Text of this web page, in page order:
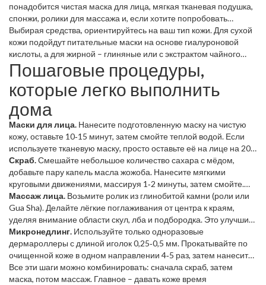
понадобится чистая маска для лица, мягкая тканевая подушка,
спонжи, ролики для массажа и, если хотите попробовать
микронедлинг, одноразовые дермароллеры с
микроскопическими иголками. Не забудьте дезинфицировать
всё спиртом перед использованием.
Выбирая средства, ориентируйтесь на ваш тип кожи. Для сухой
кожи подойдут питательные маски на основе гиалуроновой
кислоты, а для жирной – глиняные или с экстрактом чайного
дерева. Список популярных ингредиентов: витамин C,
коллаген, ниацинамид.
Пошаговые процедуры,
которые легко выполнить
дома
Маски для лица. Нанесите подготовленную маску на чистую
кожу, оставьте 10‑15 минут, затем смойте теплой водой. Если
используете тканевую маску, просто оставьте её на лице на 20
минут – она впитает лишний жир и увлажнит кожу.
Скраб.Смешайте небольшое количество сахара с мёдом,
добавьте пару капель масла жожоба. Нанесите мягкими
круговыми движениями, массируя 1‑2 минуты, затем смойте.
Скраб удалит омертвевшие клетки и подготовит кожу к маске.
Массаж лица. Возьмите ролик из глинобитой камни (роли или
Gua Sha). Делайте лёгкие поглаживания от центра к краям,
уделяя внимание области скул, лба и подбородка. Это улучшит
кровообращение и снизит отёчность.
Микронедлинг. Используйте только одноразовые
дермароллеры с длиной иголок 0,25‑0,5 мм. Прокатывайте по
очищенной коже в одном направлении 4‑5 раз, затем нанесите
успокаивающий сывороточный комплекс. Не делайте эту
процедуру чаще одного раза в неделю.
Все эти шаги можно комбинировать: сначала скраб, затем
маска, потом массаж. Главное – давать коже время